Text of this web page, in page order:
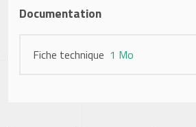
Documentation
Fiche technique 1 Mo